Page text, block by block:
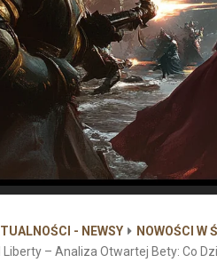
- NEWSY
NOWOŚCI W
– Analiza Otwartej Bety: Co